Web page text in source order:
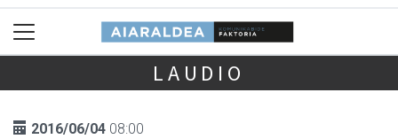
LAUDIO
2016/06/04 08:00